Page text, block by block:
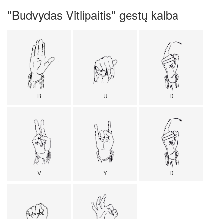
"Budvydas Vitlipaitis" gestų kalba
B U D
V Y D